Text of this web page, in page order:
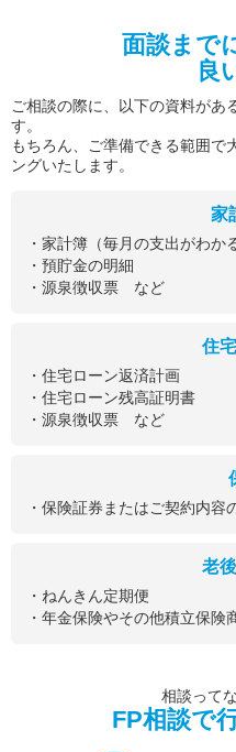
面談まで
良
ご相談の際に、以下の資料があ
す。
もちろん、ご準備できる範囲で
ングいたします。
家
・家計簿（毎月の支出がわか
・預貯金の明細
・源泉徴収票 など
住
・住宅ローン返済計画
・住宅ローン残高証明書
・源泉徴収票 など
・保険証券またはご契約内容
老
・ねんきん定期便
・年金保険やその他積立保
相談って
FP相談で